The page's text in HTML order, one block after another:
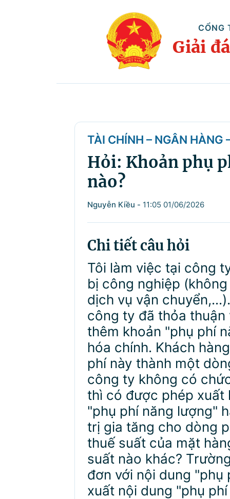
CỔNG
Giải
TÀI CHÍNH – NGÂN HÀNG
Hỏi: Khoản phụ
nào?
Nguyễn Kiều - 11:05 01/06/2026
Chi tiết câu hỏi
Tôi làm việc tại công
bị công nghiệp
dịch vụ vận
công ty đã thỏa
thêm khoản "phụ phí
hóa chính. Khách
phí này thành một
công ty không có
thì có được phép xuất
"phụ phí năng lượng"
trị gia tăng cho dòng
thuế suất của mặt
suất nào khác?
đơn với nội dung "phụ
xuất nội dung "phụ